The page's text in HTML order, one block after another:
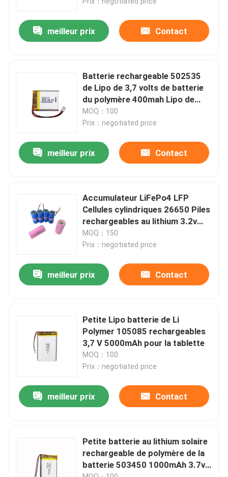
Produits
A propos de nous
Contrôle de la qualité
nouvelles
Batterie de l'ion LiFePO4 de lithium
meilleur prix Contact
Batterie rechargeable 502535
de Lipo de 3,7 volts de batterie
du polymère 400mah Lipo de
lithium
MOQ：100
Prix：negotiated price
meilleur prix Contact
Accumulateur LiFePo4 LFP
Cellules cylindriques 26650 Piles
rechargeables au lithium 3.2v
2500mah 2800mah 3400mah
MOQ：150
Prix：negotiated price
meilleur prix Contact
Petite Lipo batterie de Li
Polymer 105085 rechargeables
3,7 V 5000mAh pour la tablette
MOQ：100
Prix：negotiated price
meilleur prix Contact
Petite batterie au lithium solaire
rechargeable de polymère de la
batterie 503450 1000mAh 3.7v